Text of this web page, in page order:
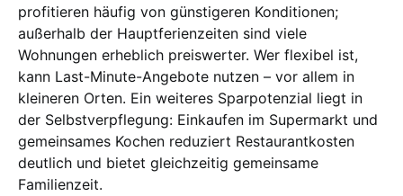
profitieren häufig von günstigeren Konditionen;
außerhalb der Hauptferienzeiten sind viele
Wohnungen erheblich preiswerter. Wer flexibel ist,
kann Last-Minute-Angebote nutzen – vor allem in
kleineren Orten. Ein weiteres Sparpotenzial liegt in
der Selbstverpflegung: Einkaufen im Supermarkt und
gemeinsames Kochen reduziert Restaurantkosten
deutlich und bietet gleichzeitig gemeinsame
Familienzeit.